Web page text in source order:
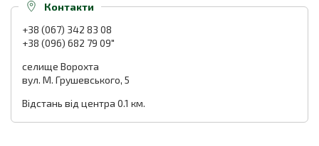
Контакти
+38 (067) 342 83 08
+38 (096) 682 79 09"
селище Ворохта
вул. М. Грушевського, 5
Відстань від центра 0.1 км.